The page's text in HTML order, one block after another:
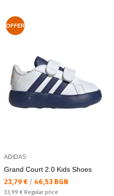
OFFER
ADIDAS
Grand Court 2.0 Kids Shoes
Текуща цена:
23,79 € / 46,53 BGN
Regular price:
33,99 € Regular price